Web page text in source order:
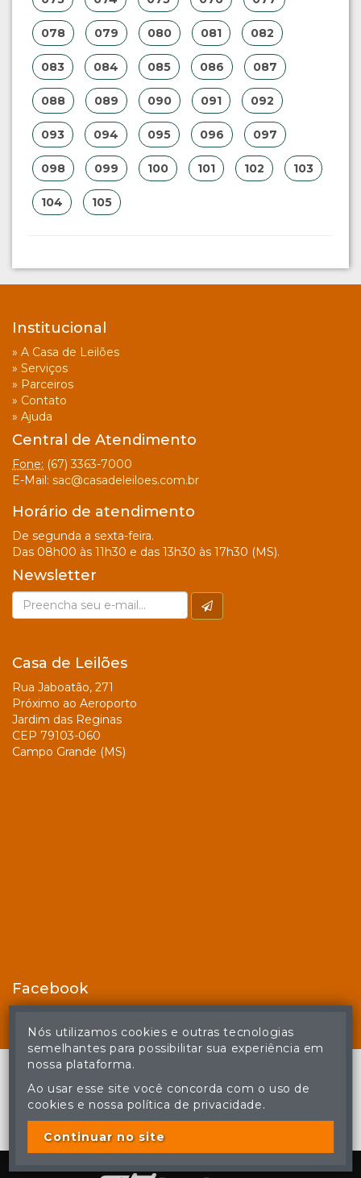
078 079 080 081 082
083 084 085 086 087
088 089 090 091 092
093 094 095 096 097
098 099 100 101 102 103
104 105
Institucional
» A Casa de Leilões
» Serviços
» Parceiros
» Contato
» Ajuda
Central de Atendimento
Fone: (67) 3363-7000
E-Mail: sac@casadeleiloes.com.br
Horário de atendimento
De segunda a sexta-feira.
Das 08h00 às 11h30 e das 13h30 às 17h30 (MS).
Newsletter
Casa de Leilões
Rua Jaboatão, 271
Próximo ao Aeroporto
Jardim das Reginas
CEP 79103-060
Campo Grande (MS)
Facebook
© Casa de Leilões - Todos os direitos reservados
A cópia ou reprodução não autorizada do conteúdo deste site
poderá acarretar em penas previstas em lei.
Nós utilizamos cookies e outras tecnologias
semelhantes para possibilitar sua experiência em
nossa plataforma.
Ao usar esse site você concorda com o uso de
cookies e nossa política de privacidade.
Continuar no site